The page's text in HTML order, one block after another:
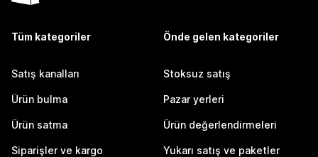
Tüm kategoriler
Satış kanalları
Ürün bulma
Ürün satma
Siparişler ve kargo
Önde gelen kategoriler
Stoksuz satış
Pazar yerleri
Ürün değerlendirmeleri
Yukarı satış ve paketler